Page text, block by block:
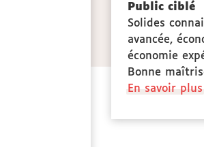
Public ciblé
Solides
avancée,
économie
Bonne
En savoir plus